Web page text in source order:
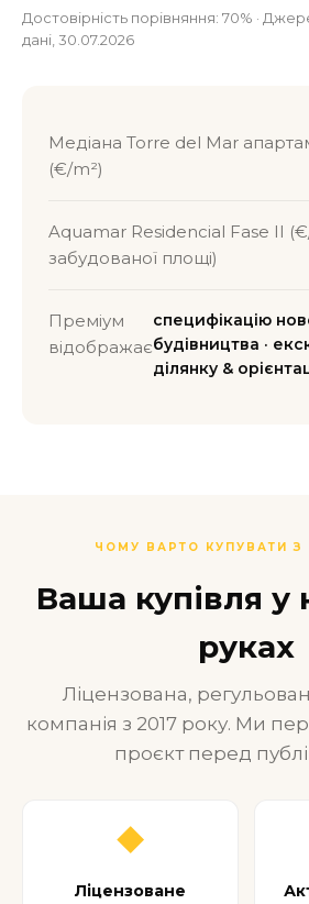
Достовірність порівняння: 70% ·
дані, 30.07.2026
Медіана Torre del Mar
(€/m²)
Aquamar Residencial Fase II
забудованої площі)
Преміум
відображає
специфікацію
будівництва ·
ділянку &
ЧОМУ ВАРТО КУПУВАТИ З
Ваша купівля у
руках
Ліцензована,
компанія з 2017 року. Ми
проєкт перед
◆
Ліцензоване